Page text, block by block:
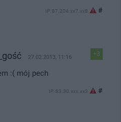
IP: 87.204.xx7.xx8 #
+3
27.02.2013, 11:16
:( mój pech
IP: 83.30.xxx.xx3 #